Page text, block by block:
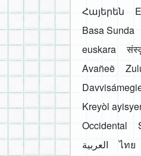
Հայերեն
Basa Sunda
euskara
Avañeẽ
Kreyòl
Occidental
العربية
ไทย